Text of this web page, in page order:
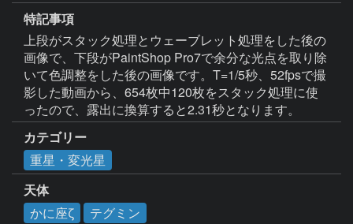
特記事項
上段がスタック処理とウェーブレット処理をした後の
画像で、下段がPaintShop Pro7で余分な光点を取り除
いて色調整をした後の画像です。T=1/5秒、52fpsで撮
影した動画から、654枚中120枚をスタック処理に使
ったので、露出に換算すると2.31秒となります。
カテゴリー
重星・変光星
天体
かに座ζ
テグミン